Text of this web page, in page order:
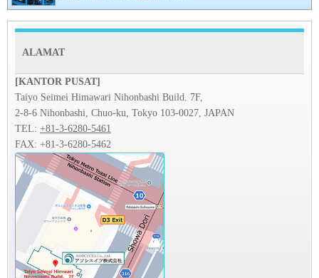
ALAMAT
[KANTOR PUSAT]
Taiyo Seimei Himawari Nihonbashi Build. 7F,
2-8-6 Nihonbashi, Chuo-ku, Tokyo 103-0027, JAPAN
TEL: +81-3-6280-5461
FAX: +81-3-6280-5462